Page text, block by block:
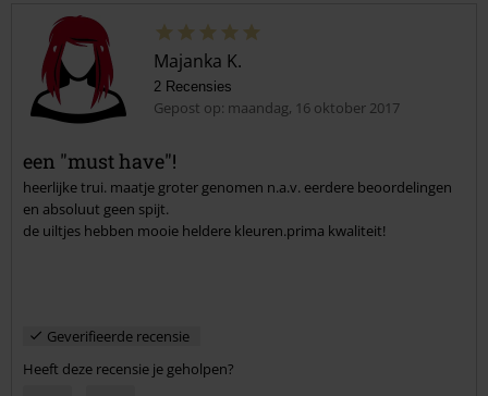
Commentaar versturen
Majanka K.
2 Recensies
Gepost op: maandag, 16 oktober 2017
een "must have"!
heerlijke trui. maatje groter genomen n.a.v. eerdere beoordelingen
en absoluut geen spijt.
de uiltjes hebben mooie heldere kleuren.prima kwaliteit!
Geverifieerde recensie
Heeft deze recensie je geholpen?